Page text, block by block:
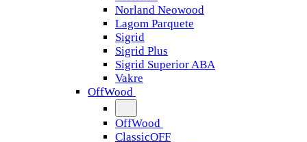
Norland Neowood
Lagom Parquete
Sigrid
Sigrid Plus
Sigrid Superior ABA
Vakre
OffWood
OffWood
ClassicOFF